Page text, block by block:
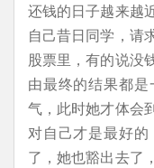
还钱的日子越来越
自己昔日同学，请
股票里，有的说没
由最终的结果都
气，此时她才体会
对自己才是最好
了，她也豁出去了